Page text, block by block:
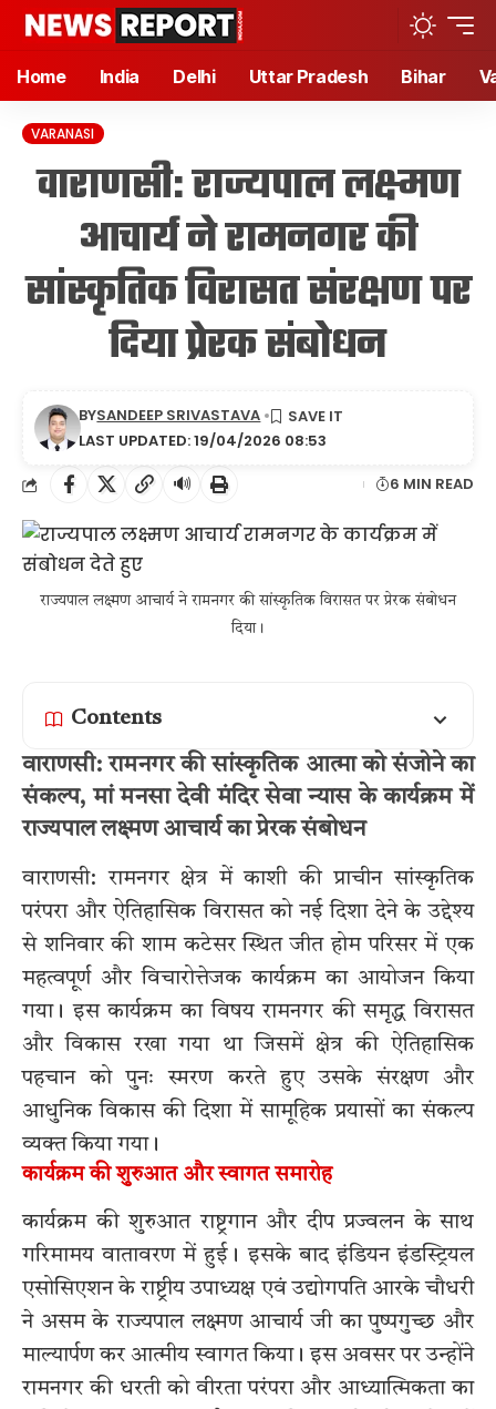
Home India Delhi Uttar Pradesh Bihar
VARANASI
वाराणसी: राज्यपाल लक्ष्मण
आचार्य ने रामनगर की
सांस्कृतिक विरासत संरक्षण पर
दिया प्रेरक संबोधन
LAST UPDATED: 19/04/2026 08:53
BYSANDEEP SRIVASTAVA
🔊 6 MIN READ
राज्यपाल लक्ष्मण आचार्य ने रामनगर की सांस्कृतिक विरासत पर प्रेरक संबोधन
दिया।
Contents
वाराणसी: रामनगर की सांस्कृतिक आत्मा को संजोने का
संकल्प, मां मनसा देवी मंदिर सेवा न्यास के कार्यक्रम में
राज्यपाल लक्ष्मण आचार्य का प्रेरक संबोधन
वाराणसी: रामनगर क्षेत्र में काशी की प्राचीन सांस्कृतिक
परंपरा और ऐतिहासिक विरासत को नई दिशा देने के उद्देश्य
से शनिवार की शाम कटेसर स्थित जीत होम परिसर में एक
महत्वपूर्ण और विचारोत्तेजक कार्यक्रम का आयोजन किया
गया। इस कार्यक्रम का विषय रामनगर की समृद्ध विरासत
और विकास रखा गया था जिसमें क्षेत्र की ऐतिहासिक
पहचान को पुनः स्मरण करते हुए उसके संरक्षण और
आधुनिक विकास की दिशा में सामूहिक प्रयासों का संकल्प
व्यक्त किया गया।
कार्यक्रम की शुरुआत और स्वागत समारोह
कार्यक्रम की शुरुआत राष्ट्रगान और दीप प्रज्वलन के साथ
गरिमामय वातावरण में हुई। इसके बाद इंडियन इंडस्ट्रियल
एसोसिएशन के राष्ट्रीय उपाध्यक्ष एवं उद्योगपति आरके चौधरी
ने असम के राज्यपाल लक्ष्मण आचार्य जी का पुष्पगुच्छ और
माल्यार्पण कर आत्मीय स्वागत किया। इस अवसर पर उन्होंने
रामनगर की धरती को वीरता परंपरा और आध्यात्मिकता का